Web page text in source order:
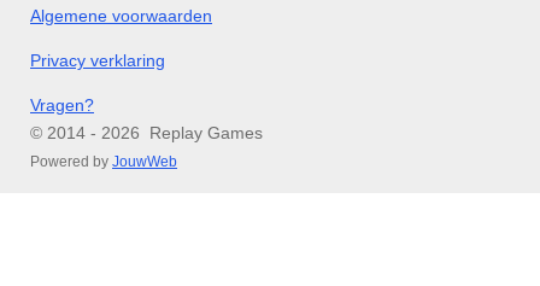
Algemene voorwaarden
Privacy verklaring
Vragen?
© 2014 - 2026 Replay Games
Powered by JouwWeb